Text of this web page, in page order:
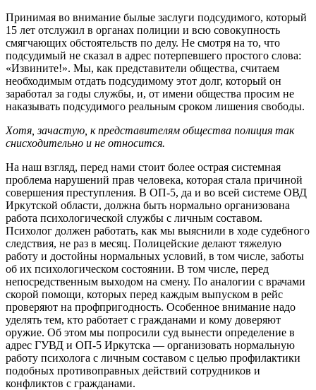
Принимая во внимание былые заслуги подсудимого, который
15 лет отслужил в органах полиции и всю совокупность
смягчающих обстоятельств по делу. Не смотря на то, что
подсудимый не сказал в адрес потерпевшего простого слова:
«Извините!». Мы, как представители общества, считаем
необходимым отдать подсудимому этот долг, который он
заработал за годы службы, и, от имени общества просим не
наказывать подсудимого реальным сроком лишения свободы.
Хотя, зачастую, к представителям общества полиция так
снисходительно и не относится.
На наш взгляд, перед нами стоит более острая системная
проблема нарушений прав человека, которая стала причиной
совершения преступления. В ОП-5, да и во всей системе ОВД
Иркутской области, должна быть нормально организована
работа психологической службы с личным составом.
Психолог должен работать, как мы выяснили в ходе судебного
следствия, не раз в месяц. Полицейские делают тяжелую
работу и достойны нормальных условий, в том числе, заботы
об их психологическом состоянии. В том числе, перед
непосредственным выходом на смену. По аналогии с врачами
скорой помощи, которых перед каждым выпуском в рейс
проверяют на профпригодность. Особенное внимание надо
уделять тем, кто работает с гражданами и кому доверяют
оружие. Об этом мы попросили суд вынести определение в
адрес ГУВД и ОП-5 Иркутска — организовать нормальную
работу психолога с личным составом с целью профилактики
подобных противоправных действий сотрудников и
конфликтов с гражданами.